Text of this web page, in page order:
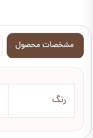
مشخصات محصول
رنگ